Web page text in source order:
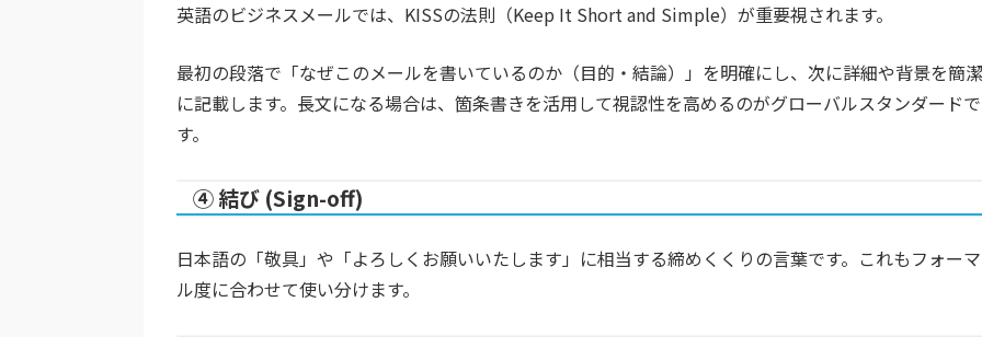
英語のビジネスメールでは、KISSの法則（Keep It Short and Simple）が重要視されます。
最初の段落で「なぜこのメールを書いているのか（目的・結論）」を明確にし、次に詳細や背景を簡潔
に記載します。長文になる場合は、箇条書きを活用して視認性を高めるのがグローバルスタンダードで
す。
④ 結び (Sign-off)
日本語の「敬具」や「よろしくお願いいたします」に相当する締めくくりの言葉です。これもフォーマ
ル度に合わせて使い分けます。